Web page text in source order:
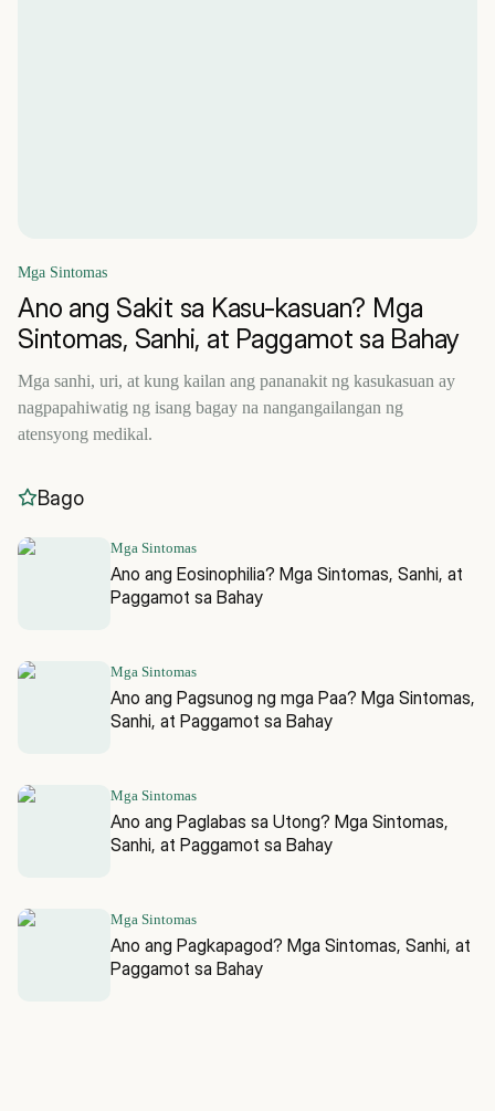
Mga Sintomas
Ano ang Sakit sa Kasu-kasuan? Mga
Sintomas, Sanhi, at Paggamot sa Bahay
Mga sanhi, uri, at kung kailan ang pananakit ng kasukasuan ay
nagpapahiwatig ng isang bagay na nangangailangan ng
atensyong medikal.
Bago
Mga Sintomas
Ano ang Eosinophilia? Mga Sintomas, Sanhi, at
Paggamot sa Bahay
Mga Sintomas
Ano ang Pagsunog ng mga Paa? Mga Sintomas,
Sanhi, at Paggamot sa Bahay
Mga Sintomas
Ano ang Paglabas sa Utong? Mga Sintomas,
Sanhi, at Paggamot sa Bahay
Mga Sintomas
Ano ang Pagkapagod? Mga Sintomas, Sanhi, at
Paggamot sa Bahay